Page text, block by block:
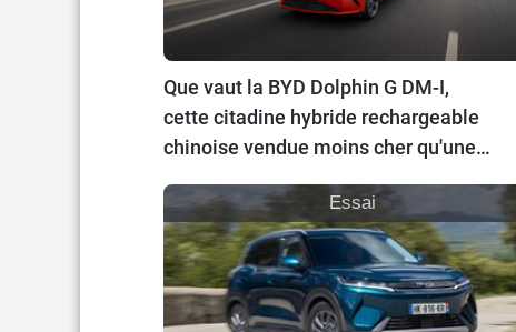
Que vaut la BYD Dolphin G DM-I,
cette citadine hybride rechargeable
chinoise vendue moins cher qu'une
Essai